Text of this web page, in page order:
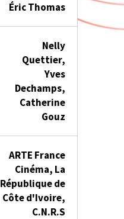
Éric Thomas
Nelly
Quettier,
Yves
Dechamps,
Catherine
Gouz
ARTE France
Cinéma, La
République de
Côte d'Ivoire,
C.N.R.S